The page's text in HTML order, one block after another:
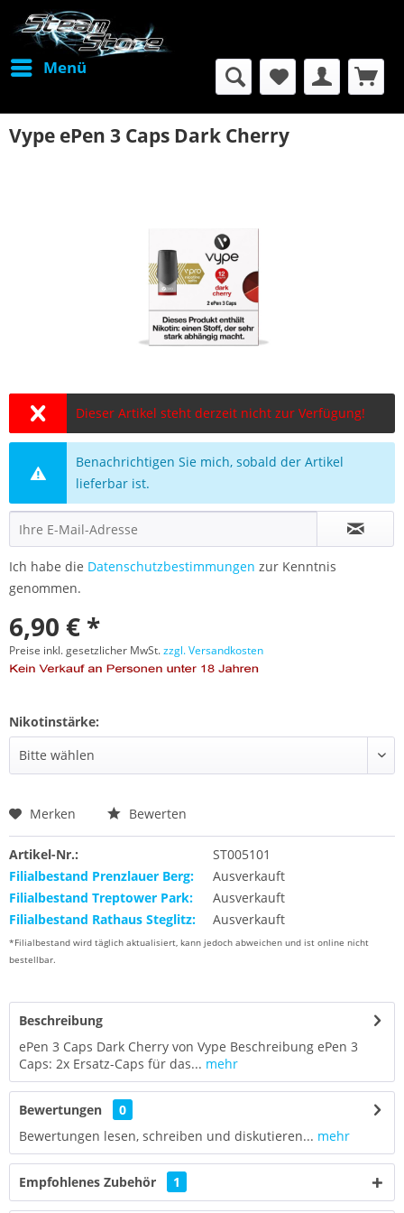
Menü
Vype ePen 3 Caps Dark Cherry
Dieser Artikel steht derzeit nicht zur Verfügung!
Benachrichtigen Sie mich, sobald der Artikel
lieferbar ist.
Ich habe die Datenschutzbestimmungen zur Kenntnis
genommen.
6,90 € *
Preise inkl. gesetzlicher MwSt.zzgl. Versandkosten
Nikotinstärke:
Merken Bewerten
Artikel-Nr.:
ST005101
Filialbestand Prenzlauer Berg:
Ausverkauft
Filialbestand Treptower Park:
Ausverkauft
Filialbestand Rathaus Steglitz:
Ausverkauft
*Filialbestand wird täglich aktualisiert, kann jedoch abweichen und ist online nicht
bestellbar.
Beschreibung
ePen 3 Caps Dark Cherry von Vype Beschreibung ePen 3
Caps: 2x Ersatz-Caps für das... mehr
Bewertungen
0
Bewertungen lesen, schreiben und diskutieren... mehr
Empfohlenes Zubehör 1